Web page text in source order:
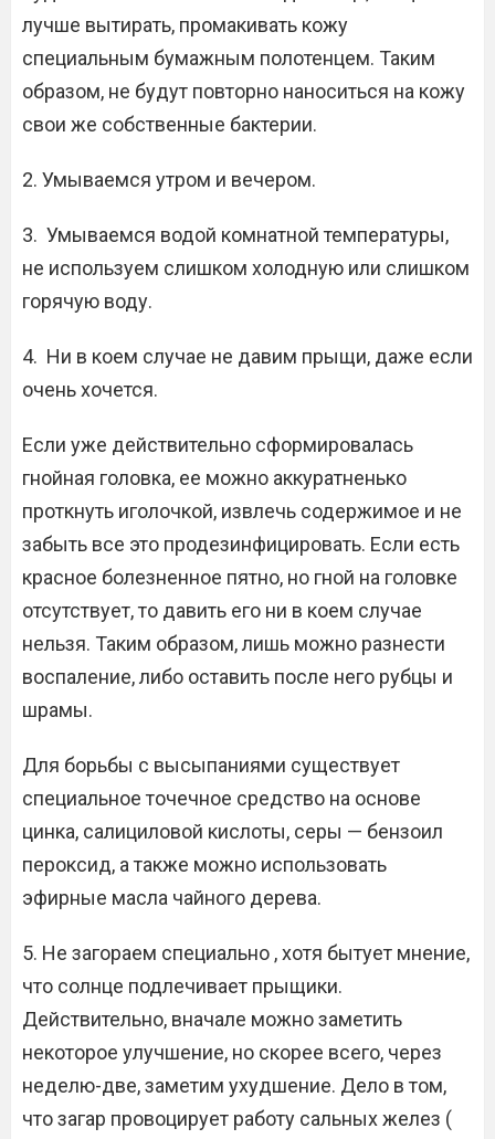
лучше вытирать, промакивать кожу
специальным бумажным полотенцем. Таким
образом, не будут повторно наноситься на кожу
свои же собственные бактерии.
2. Умываемся утром и вечером.
3. Умываемся водой комнатной температуры,
не используем слишком холодную или слишком
горячую воду.
4. Ни в коем случае не давим прыщи, даже если
очень хочется.
Если уже действительно сформировалась
гнойная головка, ее можно аккуратненько
проткнуть иголочкой, извлечь содержимое и не
забыть все это продезинфицировать. Если есть
красное болезненное пятно, но гной на головке
отсутствует, то давить его ни в коем случае
нельзя. Таким образом, лишь можно разнести
воспаление, либо оставить после него рубцы и
шрамы.
Для борьбы с высыпаниями существует
специальное точечное средство на основе
цинка, салициловой кислоты, серы — бензоил
пероксид, а также можно использовать
эфирные масла чайного дерева.
5. Не загораем специально , хотя бытует мнение,
что солнце подлечивает прыщики.
Действительно, вначале можно заметить
некоторое улучшение, но скорее всего, через
неделю-две, заметим ухудшение. Дело в том,
что загар провоцирует работу сальных желез (